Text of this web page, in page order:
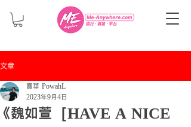
文章
《魏如萱［HAVE A NICE
寶華 PowahL
2023年9月4日